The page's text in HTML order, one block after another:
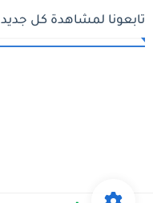
تابعونا لمشاهدة كل جديد